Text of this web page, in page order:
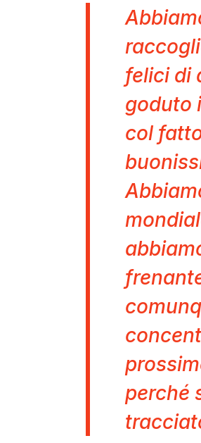
felici di
goduto
col
perché